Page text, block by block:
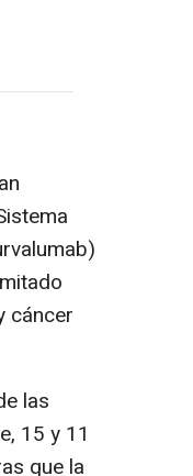
cáncer
las
15 y 11
que la